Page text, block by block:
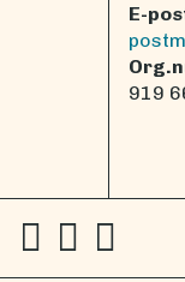
E-
919